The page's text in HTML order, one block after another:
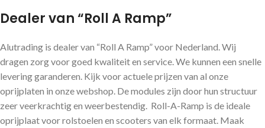
Dealer van “Roll A Ramp”
Alutrading is dealer van “Roll A Ramp” voor Nederland. Wij
dragen zorg voor goed kwaliteit en service. We kunnen een snelle
levering garanderen. Kijk voor actuele prijzen van al onze
oprijplaten in onze webshop. De modules zijn door hun structuur
zeer veerkrachtig en weerbestendig. Roll-A-Ramp is de ideale
oprijplaat voor rolstoelen en scooters van elk formaat. Maak